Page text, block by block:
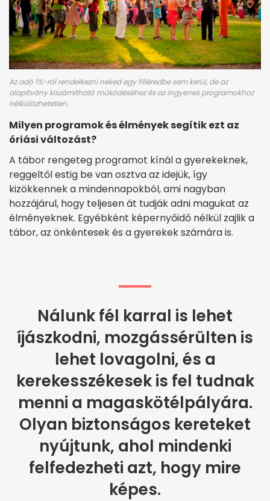
Az adó 1%-ról rendelkezni neked egy filléredbe sem kerül, de az
alapítvány kiszámítható működéséhez és az ingyenes programokhoz
nélkülözhetetlen.
Milyen programok és élmények segítik ezt az
óriási változást?
A tábor rengeteg programot kínál a gyerekeknek,
reggeltől estig be van osztva az idejük, így
kizökkennek a mindennapokból, ami nagyban
hozzájárul, hogy teljesen át tudják adni magukat az
élményeknek. Egyébként képernyőidő nélkül zajlik a
tábor, az önkéntesek és a gyerekek számára is.
Nálunk fél karral is lehet
íjászkodni, mozgássérülten is
lehet lovagolni, és a
kerekesszékesek is fel tudnak
menni a magaskötélpályára.
Olyan biztonságos kereteket
nyújtunk, ahol mindenki
felfedezheti azt, hogy mire
képes.